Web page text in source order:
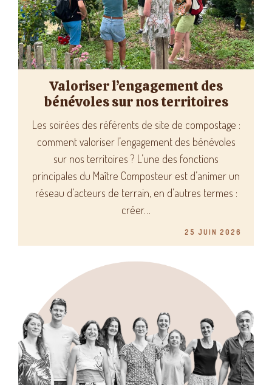
Valoriser l’engagement des
bénévoles sur nos territoires
Les soirées des référents de site de compostage :
comment valoriser l’engagement des bénévoles
sur nos territoires ? L’une des fonctions
principales du Maître Composteur est d’animer un
réseau d’acteurs de terrain, en d’autres termes :
créer…
25 JUIN 2026